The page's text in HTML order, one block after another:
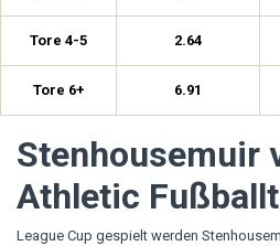
Tore 4-5 2.64
Tore 6+ 6.91
Stenhousemuir
Athletic
League Cup gespielt werden